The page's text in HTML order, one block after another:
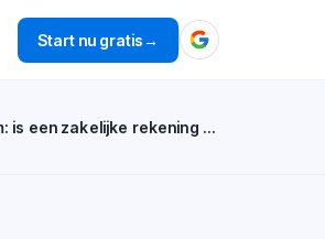
Start nu gratis→
Zakelijk Verkopen op Bol.com: is een zakelijke rekening nodig?